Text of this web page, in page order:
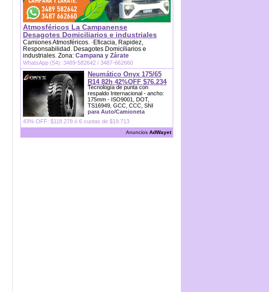
Atmosféricos La Campanense
Desagotes Domiciliarios e industriales
Camiones Atmosféricos. ·Eficacia, Rapidez,
Responsabilidad. Desagotes Domiciliarios e
industriales. Zona: Campana y Zárate
WhatsApp (54): 3489-582642 / 3487-662660
Neumático Onyx 175/65
R14 82h 42%OFF $76.234
Tecnología de punta con
respaldo Internacional - ancho:
175mm - ISO9001, DOT,
TS16949, GCC, CCC, SNI
para Auto/Camioneta
43% OFF: $118.278 ó 6 cuotas de $19.713
Anuncios AdWayet